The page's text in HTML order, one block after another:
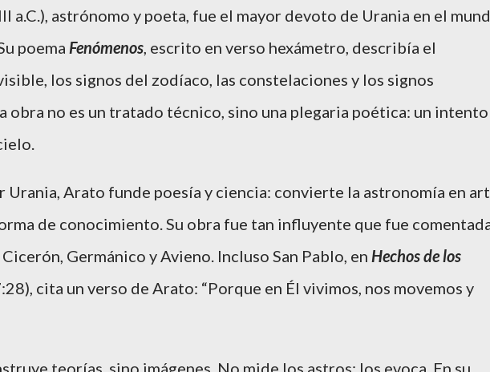
a.C.), astrónomo y poeta, fue el mayor devoto de Urania en el
poema Fenómenos, escrito en verso hexámetro, describía el
los signos del zodíaco, las constelaciones y los signos
obra no es un tratado técnico, sino una plegaria poética: un intento
Urania, Arato funde poesía y ciencia: convierte la astronomía en
de conocimiento. Su obra fue tan influyente que fue
Germánico y Avieno. Incluso San Pablo, en Hechos de los
cita un verso de Arato: “Porque en Él vivimos, nos movemos y
teorías, sino imágenes. No mide los astros: los evoca. En su